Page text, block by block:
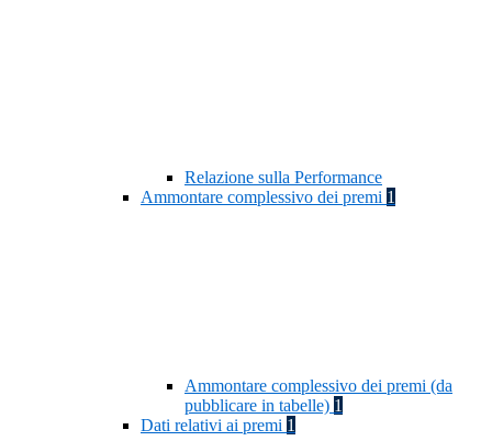
Relazione sulla Performance
Ammontare complessivo dei premi 1
Ammontare complessivo dei premi (da
pubblicare in tabelle) 1
Dati relativi ai premi 1